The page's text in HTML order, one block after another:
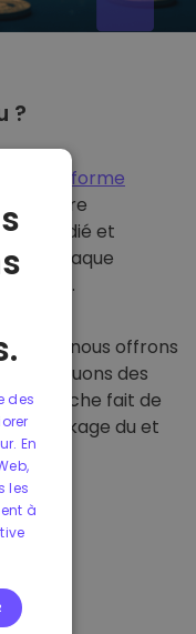
?
la plateforme
manière
dédié et
Chaque
fonds, nous offrons
effectuons des
approche fait de
stockage du et
des
En
les
à